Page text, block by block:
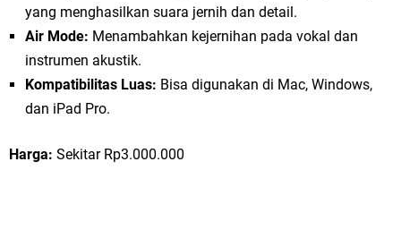
yang menghasilkan suara jernih dan detail.
Air Mode: Menambahkan kejernihan pada vokal dan
instrumen akustik.
Kompatibilitas Luas: Bisa digunakan di Mac, Windows,
dan iPad Pro.
Harga: Sekitar Rp3.000.000